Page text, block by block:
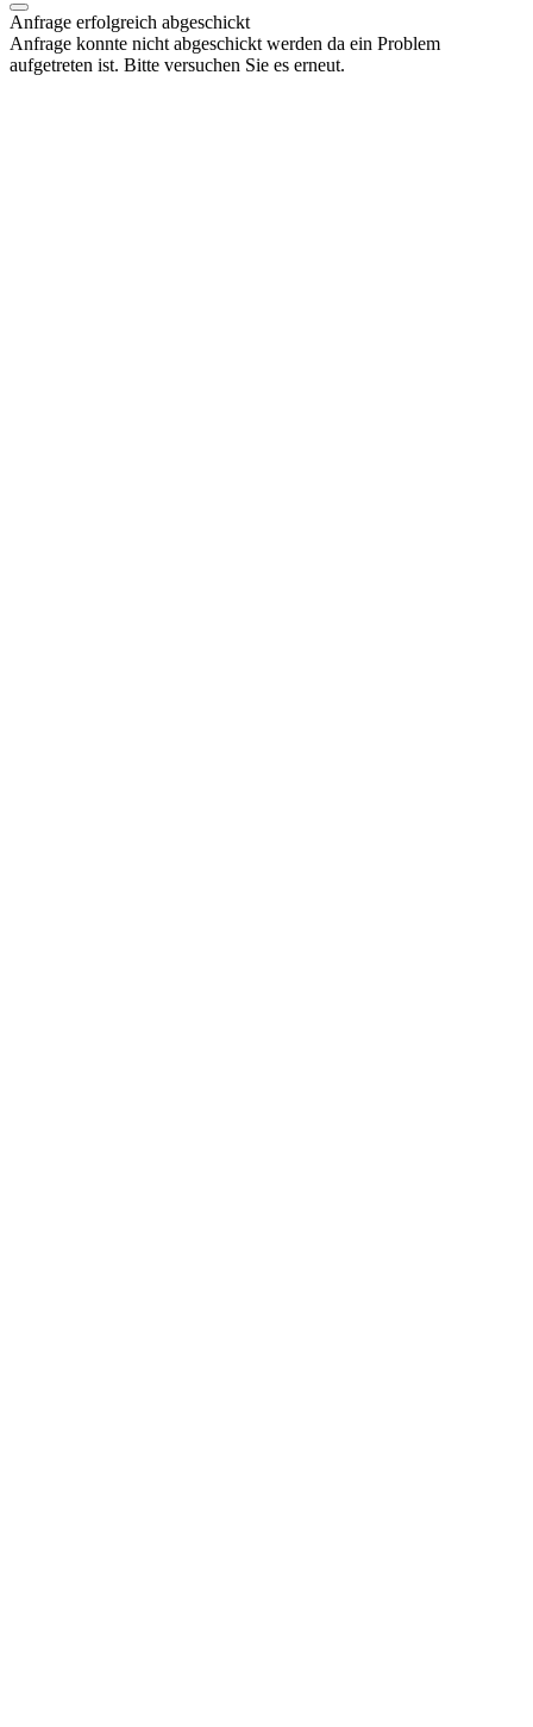
Anfrage erfolgreich abgeschickt
Anfrage konnte nicht abgeschickt werden da ein Problem
aufgetreten ist. Bitte versuchen Sie es erneut.